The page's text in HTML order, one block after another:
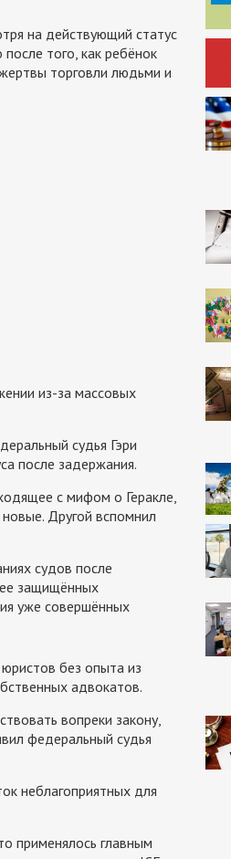
на действующий статус
того, как ребёнок
торговли людьми и
из-за массовых
судья Гэри
после задержания.
с мифом о Геракле,
Другой вспомнил
судов после
защищённых
уже совершённых
без опыта из
адвокатов.
вопреки закону,
федеральный судья
неблагоприятных для
применялось главным